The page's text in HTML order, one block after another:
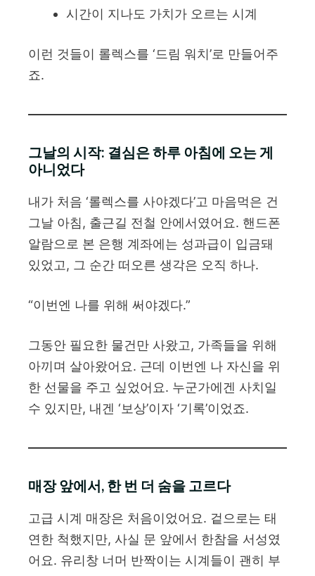
시간이 지나도 가치가 오르는 시계
이런 것들이 롤렉스를 ‘드림 워치’로 만들어주
죠.
그날의 시작: 결심은 하루 아침에 오는 게
아니었다
내가 처음 ‘롤렉스를 사야겠다’고 마음먹은 건
그날 아침, 출근길 전철 안에서였어요. 핸드폰
알람으로 본 은행 계좌에는 성과급이 입금돼
있었고, 그 순간 떠오른 생각은 오직 하나.
“이번엔 나를 위해 써야겠다.”
그동안 필요한 물건만 사왔고, 가족들을 위해
아끼며 살아왔어요. 근데 이번엔 나 자신을 위
한 선물을 주고 싶었어요. 누군가에겐 사치일
수 있지만, 내겐 ‘보상’이자 ‘기록’이었죠.
매장 앞에서, 한 번 더 숨을 고르다
고급 시계 매장은 처음이었어요. 겉으로는 태
연한 척했지만, 사실 문 앞에서 한참을 서성였
어요. 유리창 너머 반짝이는 시계들이 괜히 부